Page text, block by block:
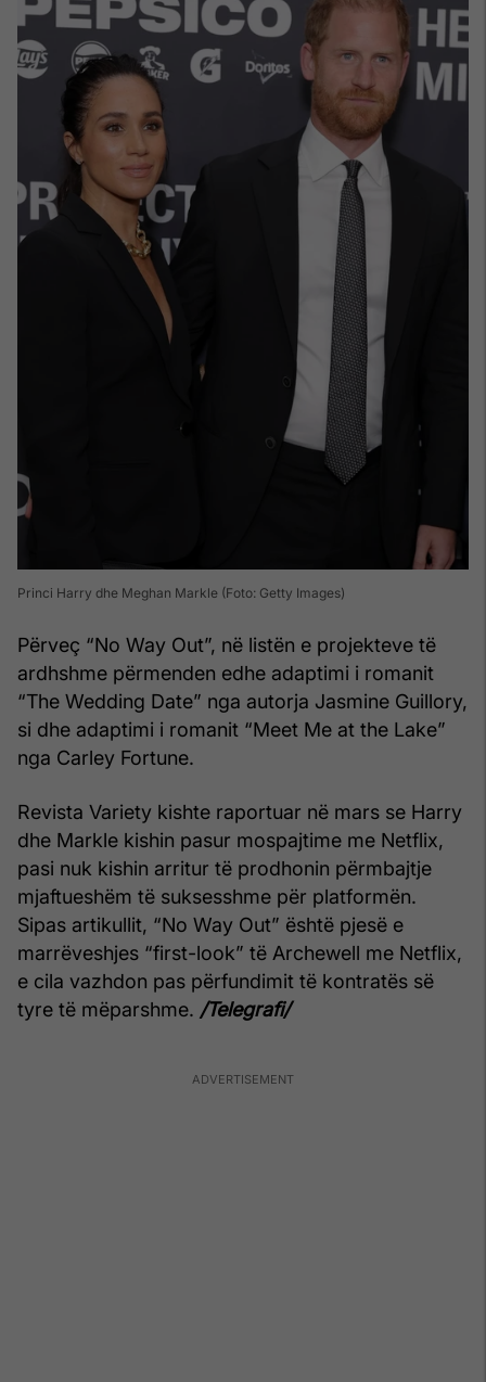
Princi Harry dhe Meghan Markle (Foto: Getty Images)
Përveç “No Way Out”, në listën e projekteve të
ardhshme përmenden edhe adaptimi i romanit
“The Wedding Date” nga autorja Jasmine Guillory,
si dhe adaptimi i romanit “Meet Me at the Lake”
nga Carley Fortune.
Revista Variety kishte raportuar në mars se Harry
dhe Markle kishin pasur mospajtime me Netflix,
pasi nuk kishin arritur të prodhonin përmbajtje
mjaftueshëm të suksesshme për platformën.
Sipas artikullit, “No Way Out” është pjesë e
marrëveshjes “first-look” të Archewell me Netflix,
e cila vazhdon pas përfundimit të kontratës së
tyre të mëparshme. /Telegrafi/